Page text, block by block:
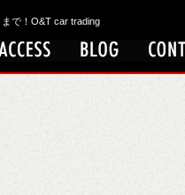
で！O&T car trading